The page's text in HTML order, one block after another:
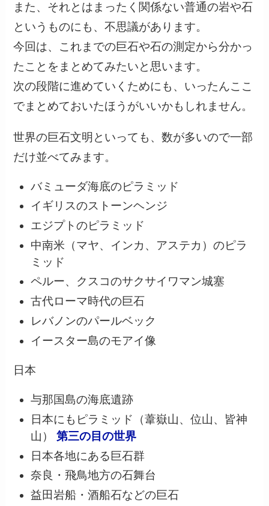
また、それとはまったく関係ない普通の岩や石
というものにも、不思議があります。
今回は、これまでの巨石や石の測定から分かっ
たことをまとめてみたいと思います。
次の段階に進めていくためにも、いったんここ
でまとめておいたほうがいいかもしれません。
世界の巨石文明といっても、数が多いので一部
だけ並べてみます。
バミューダ海底のピラミッド
イギリスのストーンヘンジ
エジプトのピラミッド
中南米（マヤ、インカ、アステカ）のピラ
ミッド
ペルー、クスコのサクサイワマン城塞
古代ローマ時代の巨石
レバノンのパールベック
イースター島のモアイ像
日本
与那国島の海底遺跡
日本にもピラミッド（葦嶽山、位山、皆神
山） 第三の目の世界
日本各地にある巨石群
奈良・飛鳥地方の石舞台
益田岩船・酒船石などの巨石